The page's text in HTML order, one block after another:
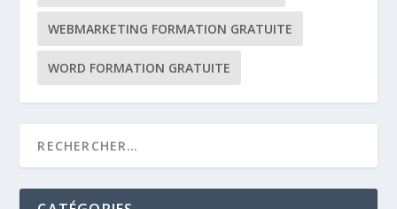
WEBMARKETING FORMATION GRATUITE
WORD FORMATION GRATUITE